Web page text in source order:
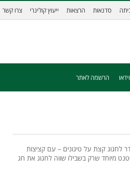
סדנאות הרצאות ייעוץ קולינרי צרו קשר
הרשמה לאתר
לחגוג קצת על טיגונים – עם קציצות
מיוחד שרק בשבילו שווה לחגוג את חג